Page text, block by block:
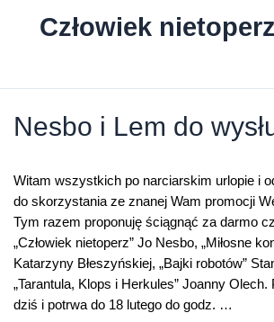
Człowiek nietoperz
Nesbo i Lem do
Witam wszystkich po narciarskim urlopie i
do skorzystania ze znanej Wam promocji
Tym razem proponuję ściągnąć za darmo
„Człowiek nietoperz” Jo Nesbo, „Miłosne
Katarzyny Błeszyńskiej, „Bajki robotów”
„Tarantula, Klops i Herkules” Joanny Olech.
dziś i potrwa do 18 lutego do godz. …